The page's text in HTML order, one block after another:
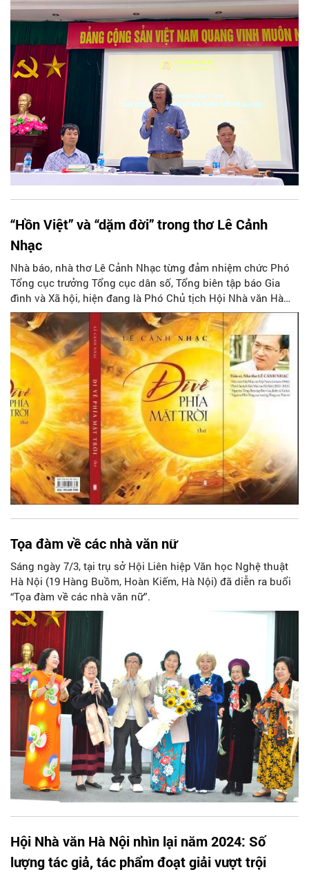
“Hồn Việt” và “dặm đời” trong thơ Lê Cảnh
Nhạc
Nhà báo, nhà thơ Lê Cảnh Nhạc từng đảm nhiệm chức Phó
Tổng cục trưởng Tổng cục dân số, Tổng biên tập báo Gia
đình và Xã hội, hiện đang là Phó Chủ tịch Hội Nhà văn Hà
Nội. Anh đã in bốn tập truyện và truyện kí cùng nhiều tập
thơ như: “Khúc giao mùa” (2005), “Không bao giờ trăng
khuyết” (2010), “Khúc thiên thai” (2015), “Non nước đàn trời”
(2015). Tập thơ thứ 5 của anh có tên là “Đi về phía mặt trời”,
do cơ duyên mà đến tay tôi. Tôi đọc và không khỏi ngạc
nhiên, khâm phục trước sức cảm, sức viết của anh. Nhan đề
của tập thơ giàu tính biểu tượng, thể hiện khái quát nội hàm
hướng về mặt trời, hướng về ánh sáng.
Tọa đàm về các nhà văn nữ
Sáng ngày 7/3, tại trụ sở Hội Liên hiệp Văn học Nghệ thuật
Hà Nội (19 Hàng Buồm, Hoàn Kiếm, Hà Nội) đã diễn ra buổi
“Tọa đàm về các nhà văn nữ”.
Hội Nhà văn Hà Nội nhìn lại năm 2024: Số
lượng tác giả, tác phẩm đoạt giải vượt trội